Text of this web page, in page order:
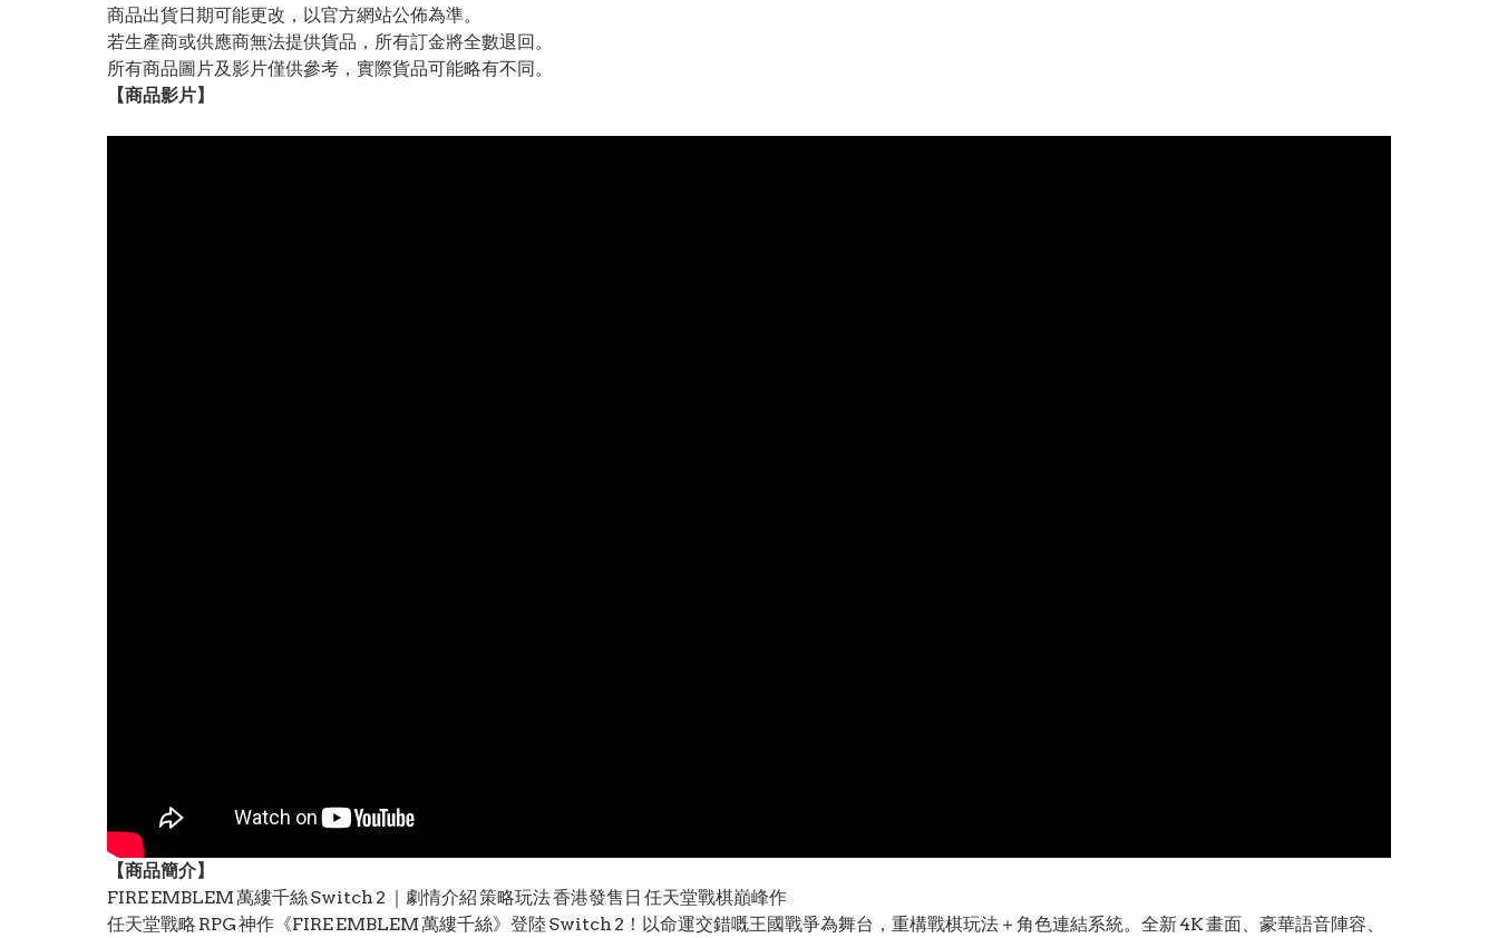
商品出貨日期可能更改，以官方網站公佈為準。
若生產商或供應商無法提供貨品，所有訂金將全數退回。
所有商品圖片及影片僅供參考，實際貨品可能略有不同。
【商品影片】
【商品簡介】
FIRE EMBLEM 萬縷千絲 Switch 2 ｜劇情介紹 策略玩法 香港發售日 任天堂戰棋巔峰作
任天堂戰略 RPG 神作《FIRE EMBLEM 萬縷千絲》登陸 Switch 2！以命運交錯嘅王國戰爭為舞台，重構戰棋玩法＋角色連結系統。全新 4K 畫面、豪華語音陣容、